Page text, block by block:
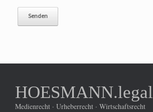
HOESMANN.legal
Medienrecht · Urheberrecht · Wirtschaftsrecht